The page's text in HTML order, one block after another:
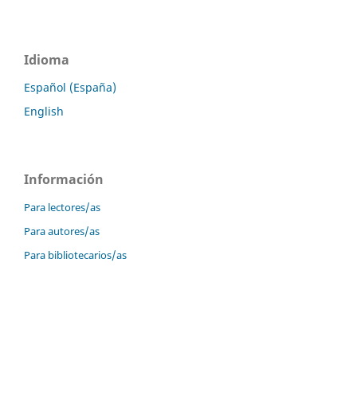
Idioma
Español (España)
English
Información
Para lectores/as
Para autores/as
Para bibliotecarios/as